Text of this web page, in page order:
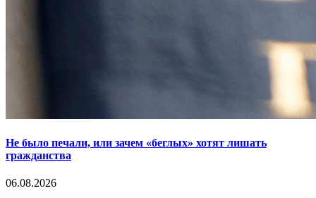
Не было печали, или зачем «беглых» хотят лишать
гражданства
06.08.2026